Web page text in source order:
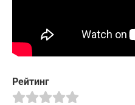
Рейтинг